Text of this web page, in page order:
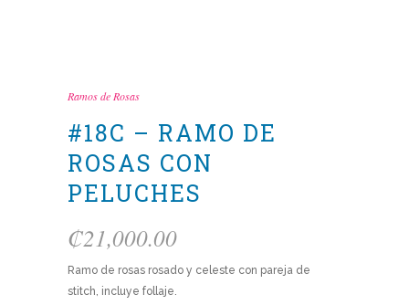
Ramos de Rosas
#18C – RAMO DE
ROSAS CON
PELUCHES
₡21,000.00
Ramo de rosas rosado y celeste con pareja de
stitch, incluye follaje.